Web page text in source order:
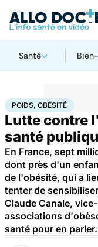
Santé
Accueil Bien-êtreNutrition
POIDS, OBÉSITÉ
Lutte contre
santé
En France, sept
dont près d'un
de l'obésité, qui a
tenter de
Claude Canale,
associations
santé pour en parler.